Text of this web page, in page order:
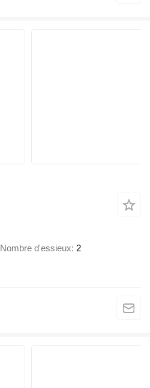
Nombre d'essieux 2